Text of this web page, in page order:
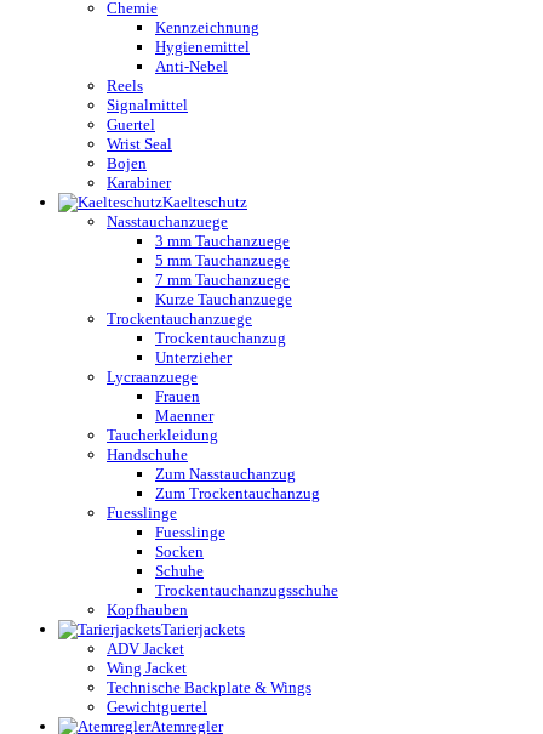
Chemie
Kennzeichnung
Hygienemittel
Anti-Nebel
Reels
Signalmittel
Guertel
Wrist Seal
Bojen
Karabiner
Kaelteschutz
Nasstauchanzuege
3 mm Tauchanzuege
5 mm Tauchanzuege
7 mm Tauchanzuege
Kurze Tauchanzuege
Trockentauchanzuege
Trockentauchanzug
Unterzieher
Lycraanzuege
Frauen
Maenner
Taucherkleidung
Handschuhe
Zum Nasstauchanzug
Zum Trockentauchanzug
Fuesslinge
Fuesslinge
Socken
Schuhe
Trockentauchanzugsschuhe
Kopfhauben
Tarierjackets
ADV Jacket
Wing Jacket
Technische Backplate & Wings
Gewichtguertel
Atemregler